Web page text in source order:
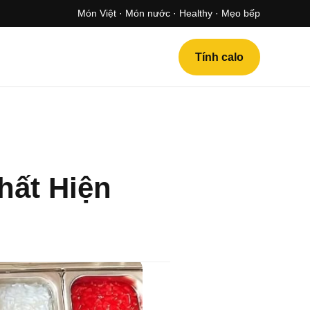
Món Việt · Món nước · Healthy · Mẹo bếp
Tính calo
Hiện